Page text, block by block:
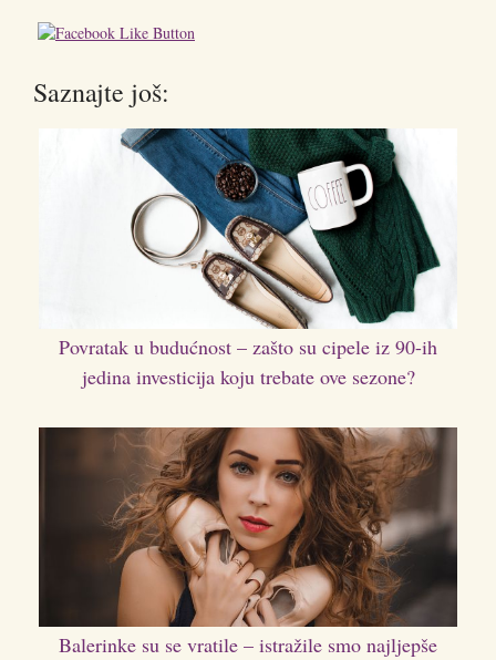
Saznajte još:
Povratak u budućnost – zašto su cipele iz 90-ih
jedina investicija koju trebate ove sezone?
Balerinke su se vratile – istražile smo najljepše